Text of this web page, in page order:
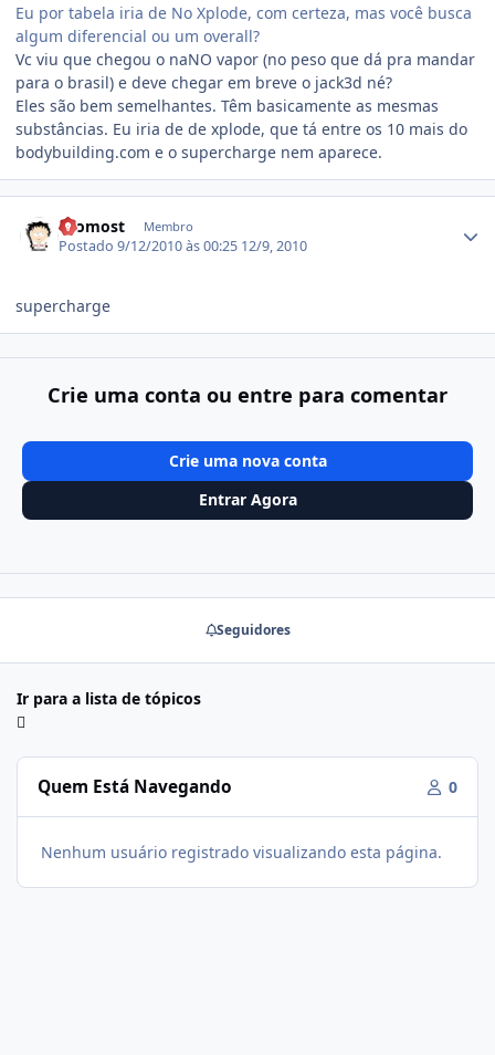
Eu por tabela iria de No Xplode, com certeza, mas você busca
algum diferencial ou um overall?
Vc viu que chegou o naNO vapor (no peso que dá pra mandar
para o brasil) e deve chegar em breve o jack3d né?
Eles são bem semelhantes. Têm basicamente as mesmas
substâncias. Eu iria de de xplode, que tá entre os 10 mais do
bodybuilding.com e o supercharge nem aparece.
Cromost Membro
Postado9/12/2010 às 00:25 12/9, 2010
supercharge
Crie uma conta ou entre para comentar
Crie uma nova conta
Entrar Agora
Seguidores
Ir para a lista de tópicos
Quem Está Navegando 0
Nenhum usuário registrado visualizando esta página.